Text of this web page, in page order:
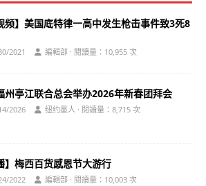
频】美国底特律一高中发生枪击事件致3死8
2021 編輯部 · 閱讀量：10,955 次
州亭江联合总会举办2026年新春团拜会
2026 纽约墨人 · 閱讀量：8,715 次
】梅西百货感恩节大游行
2022 編輯部 · 閱讀量：10,003 次